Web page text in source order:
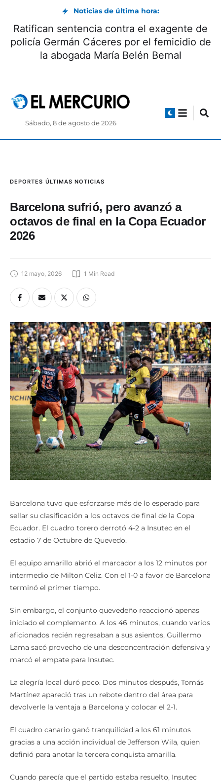
Noticias de última hora:
Ratifican sentencia contra el exagente de
policía Germán Cáceres por el femicidio de
la abogada María Belén Bernal
Sábado, 8 de agosto de 2026
DEPORTES ÚLTIMAS NOTICIAS
Barcelona sufrió, pero avanzó a
octavos de final en la Copa Ecuador
2026
12 mayo, 2026 1 Min Read
Barcelona tuvo que esforzarse más de lo esperado para
sellar su clasificación a los octavos de final de la Copa
Ecuador. El cuadro torero derrotó 4-2 a Insutec en el
estadio 7 de Octubre de Quevedo.
El equipo amarillo abrió el marcador a los 12 minutos por
intermedio de Milton Celiz. Con el 1-0 a favor de Barcelona
terminó el primer tiempo.
Sin embargo, el conjunto quevedeño reaccionó apenas
iniciado el complemento. A los 46 minutos, cuando varios
aficionados recién regresaban a sus asientos, Guillermo
Lama sacó provecho de una desconcentración defensiva y
marcó el empate para Insutec.
La alegría local duró poco. Dos minutos después, Tomás
Martínez apareció tras un rebote dentro del área para
devolverle la ventaja a Barcelona y colocar el 2-1.
El cuadro canario ganó tranquilidad a los 61 minutos
gracias a una acción individual de Jefferson Wila, quien
definió para anotar la tercera conquista amarilla.
Cuando parecía que el partido estaba resuelto, Insutec